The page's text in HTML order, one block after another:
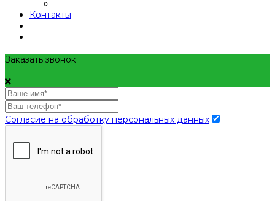
Контакты
Заказать звонок
Согласие на обработку персональных данных